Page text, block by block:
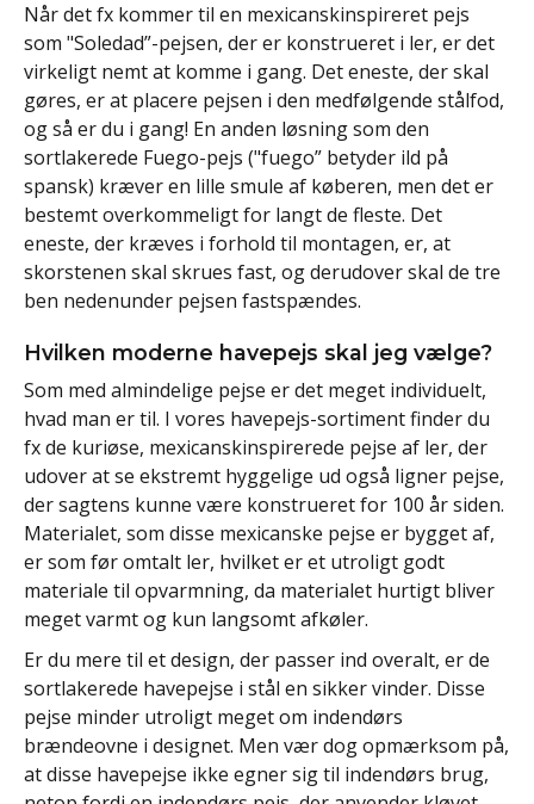
Når det fx kommer til en mexicanskinspireret pejs
som "Soledad”-pejsen, der er konstrueret i ler, er det
virkeligt nemt at komme i gang. Det eneste, der skal
gøres, er at placere pejsen i den medfølgende stålfod,
og så er du i gang! En anden løsning som den
sortlakerede Fuego-pejs ("fuego” betyder ild på
spansk) kræver en lille smule af køberen, men det er
bestemt overkommeligt for langt de fleste. Det
eneste, der kræves i forhold til montagen, er, at
skorstenen skal skrues fast, og derudover skal de tre
ben nedenunder pejsen fastspændes.
Hvilken moderne havepejs skal jeg vælge?
Som med almindelige pejse er det meget individuelt,
hvad man er til. I vores havepejs-sortiment finder du
fx de kuriøse, mexicanskinspirerede pejse af ler, der
udover at se ekstremt hyggelige ud også ligner pejse,
der sagtens kunne være konstrueret for 100 år siden.
Materialet, som disse mexicanske pejse er bygget af,
er som før omtalt ler, hvilket er et utroligt godt
materiale til opvarmning, da materialet hurtigt bliver
meget varmt og kun langsomt afkøler.
Er du mere til et design, der passer ind overalt, er de
sortlakerede havepejse i stål en sikker vinder. Disse
pejse minder utroligt meget om indendørs
brændeovne i designet. Men vær dog opmærksom på,
at disse havepejse ikke egner sig til indendørs brug,